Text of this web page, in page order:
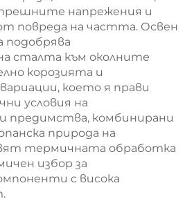
напрежения и
повреда на частта. Освен
подобрява
сталта към околните
корозията и
което я прави
условия на
предимства, комбинирани
природа на
термичната обработка
избор за
с висока